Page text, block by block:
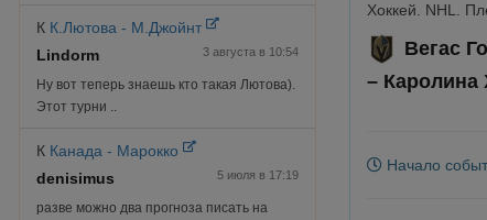
К К.Лютова - М.Джойнт
Lindorm
3 августа в 10:54
Ну вот теперь знаешь кто такая Лютова).
Этот турни ..
К Канада - Марокко
denisimus
5 июля в 17:19
разве можно два прогноза писать на
Хоккей. NHL.
Вегас
– Каролина
Начало